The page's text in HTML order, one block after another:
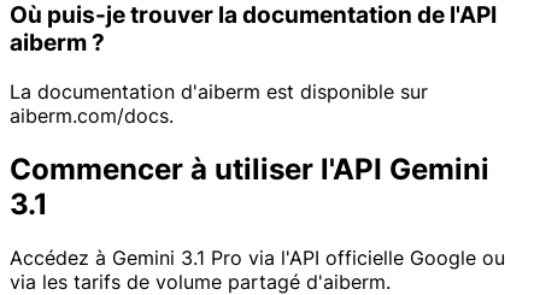
Où puis-je trouver la documentation de l'API
aiberm ?
La documentation d'aiberm est disponible sur
aiberm.com/docs.
Commencer à utiliser l'API Gemini
3.1
Accédez à Gemini 3.1 Pro via l'API officielle Google ou
via les tarifs de volume partagé d'aiberm.